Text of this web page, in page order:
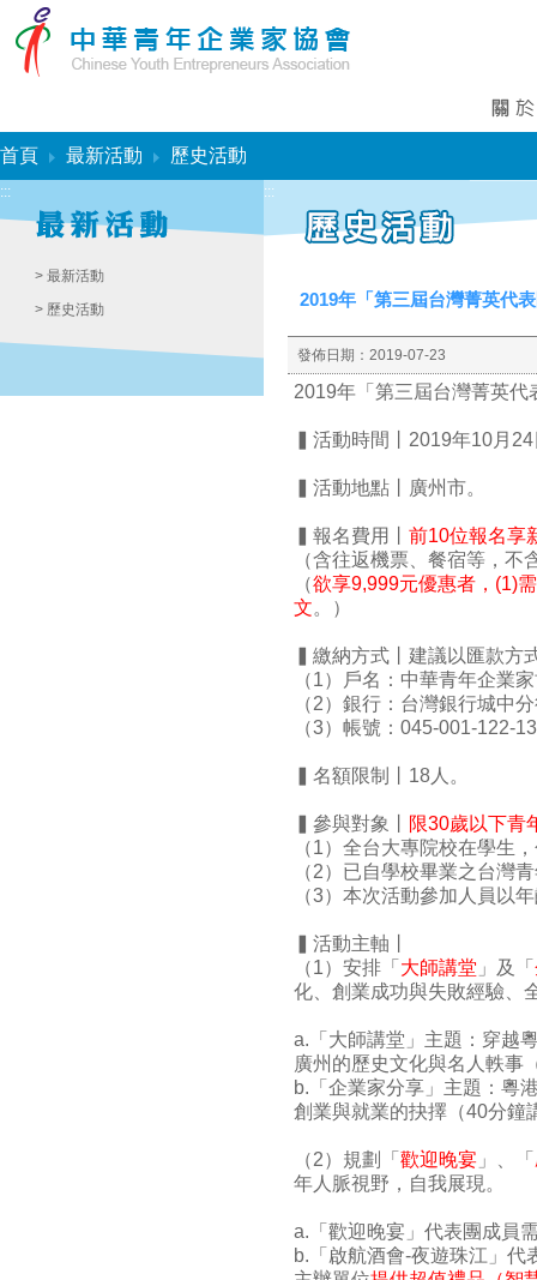
首頁 最新活動 歷史活動
:::
> 最新活動
> 歷史活動
:::
2019年「第三屆台灣菁英代
發佈日期： 2019-07-23
2019年「第三屆台灣菁英
▍活動時間丨2019年10月
▍活動地點丨廣州市。
▍報名費用丨 前10位報名享
（含往返機票、餐宿等，
（欲享9,999元優惠者，(1)
文。）
▍繳納方式丨建議以匯款方
（1）戶名：中華青年企業
（2）銀行：台灣銀行城中
（3）帳號：045-001-122-
▍名額限制丨18人 。
▍參與對象丨
限30歲以下青
（1）全台大專院校在學生
（2）已自學校畢業之台灣
（3）本次活動參加人員以
▍活動主軸丨
（1）安排「 大師講堂 」及「
化、創業成功與失敗經驗、
a.「大師講堂」主題：穿越
廣州的歷史文化與名人軼事
b.「企業家分享」主題：粵
創業與就業的抉擇（40分鐘
（2）規劃「 歡迎晚宴 」、「
年人脈視野，自我展現。
a.「歡迎晚宴」代表團成員
b.「啟航酒會-夜遊珠江」